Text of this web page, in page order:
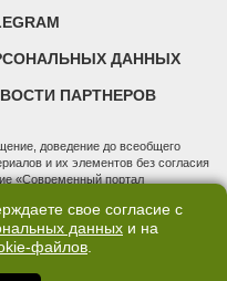
ДАННЫХ
ПАРТНЕРОВ
доведение до всеобщего
и их элементов без согласия
«Современный портал
и массовых коммуникаций
ФС 77 - 76634 от 02.09.2019
"66.ру". Юридический
свое согласие с
данных и на
файлов.